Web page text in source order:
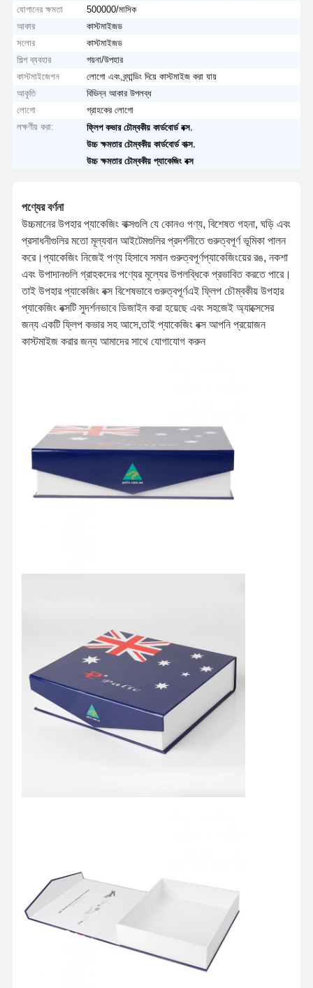
পণ্য আমাদের সম্পর্কে
যোগানের ক্ষমতা
500000/মাসিক
আকার
কাস্টমাইজড
সলোর
কাস্টমাইজড
শিল্প ব্যবহার
গয়না/উপহার
কাস্টমাইজেশন
লোগো এবং ব্র্যান্ডিং দিয়ে কাস্টমাইজ করা যায়
আকৃতি
বিভিন্ন আকার উপলব্ধ
লোগো
গ্রাহকের লোগো
লক্ষণীয় করা:
ফ্লিপ কভার চৌম্বকীয় কার্ডবোর্ড বক্স,
উচ্চ ক্ষমতার চৌম্বকীয় কার্ডবোর্ড বাক্স,
উচ্চ ক্ষমতার চৌম্বকীয় প্যাকেজিং বক্স
পণ্যের বর্ণনা
উচ্চমানের উপহার প্যাকেজিং বাক্সগুলি যে কোনও পণ্য, বিশেষত গহনা, ঘড়ি এবং
প্রসাধনীগুলির মতো মূল্যবান আইটেমগুলির প্রদর্শনীতে গুরুত্বপূর্ণ ভূমিকা পালন
করে।প্যাকেজিং নিজেই পণ্য হিসাবে সমান গুরুত্বপূর্ণপ্যাকেজিংয়ের রঙ, নকশা
এবং উপাদানগুলি গ্রাহকদের পণ্যের মূল্যের উপলব্ধিকে প্রভাবিত করতে পারে।
তাই উপহার প্যাকেজিং বক্স বিশেষভাবে গুরুত্বপূর্ণএই ফ্লিপ চৌম্বকীয় উপহার
প্যাকেজিং বক্সটি সুদর্শনভাবে ডিজাইন করা হয়েছে এবং সহজেই অ্যাক্সেসের
জন্য একটি ফ্লিপ কভার সহ আসে,তাই প্যাকেজিং বক্স আপনি প্রয়োজন
কাস্টমাইজ করার জন্য আমাদের সাথে যোগাযোগ করুন